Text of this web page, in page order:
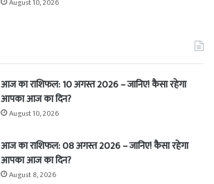
August 10, 2026
आज का राशिफल: 10 अगस्त 2026 – जानिए! कैसा रहेगा
आपका आज का दिन?
August 10, 2026
आज का राशिफल: 08 अगस्त 2026 – जानिए! कैसा रहेगा
आपका आज का दिन?
August 8, 2026